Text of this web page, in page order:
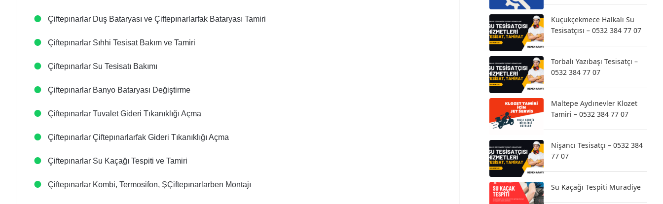
Çiftepınarlar Duş Bataryası ve Çiftepınarlarfak Bataryası Tamiri
Çiftepınarlar Sıhhi Tesisat Bakım ve Tamiri
Çiftepınarlar Su Tesisatı Bakımı
Çiftepınarlar Banyo Bataryası Değiştirme
Çiftepınarlar Tuvalet Gideri Tıkanıklığı Açma
Çiftepınarlar Çiftepınarlarfak Gideri Tıkanıklığı Açma
Çiftepınarlar Su Kaçağı Tespiti ve Tamiri
Çiftepınarlar Kombi, Termosifon, ŞÇiftepınarlarben Montajı
Küçükçekmece Halkalı Su
Tesisatçısı – 0532 384 77 07
Torbalı Yazıbaşı Tesisatçı –
0532 384 77 07
Maltepe Aydınevler Klozet
Tamiri – 0532 384 77 07
Nişancı Tesisatçı – 0532 384
77 07
Su Kaçağı Tespiti Muradiye